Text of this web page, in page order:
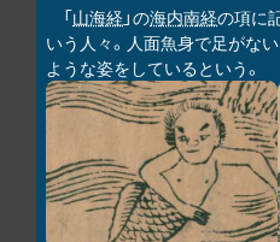
「山海経 」の海内南経の項に
いう人々。人面魚身で足がない
ような姿をしているという。